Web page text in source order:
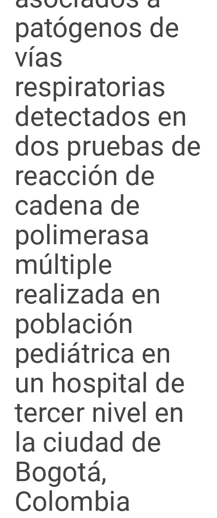
patógenos de
vías
respiratorias
detectados en
dos pruebas de
reacción de
cadena de
polimerasa
múltiple
realizada en
población
pediátrica en
un hospital de
tercer nivel en
la ciudad de
Bogotá,
Colombia